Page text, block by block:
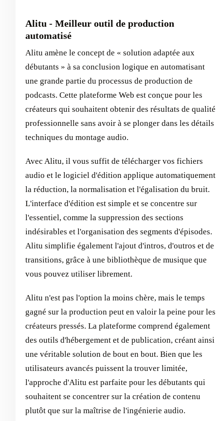
Alitu - Meilleur outil de production
automatisé
Alitu amène le concept de « solution adaptée aux
débutants » à sa conclusion logique en automatisant
une grande partie du processus de production de
podcasts. Cette plateforme Web est conçue pour les
créateurs qui souhaitent obtenir des résultats de qualité
professionnelle sans avoir à se plonger dans les détails
techniques du montage audio.
Avec Alitu, il vous suffit de télécharger vos fichiers
audio et le logiciel d'édition applique automatiquement
la réduction, la normalisation et l'égalisation du bruit.
L'interface d'édition est simple et se concentre sur
l'essentiel, comme la suppression des sections
indésirables et l'organisation des segments d'épisodes.
Alitu simplifie également l'ajout d'intros, d'outros et de
transitions, grâce à une bibliothèque de musique que
vous pouvez utiliser librement.
Alitu n'est pas l'option la moins chère, mais le temps
gagné sur la production peut en valoir la peine pour les
créateurs pressés. La plateforme comprend également
des outils d'hébergement et de publication, créant ainsi
une véritable solution de bout en bout. Bien que les
utilisateurs avancés puissent la trouver limitée,
l'approche d'Alitu est parfaite pour les débutants qui
souhaitent se concentrer sur la création de contenu
plutôt que sur la maîtrise de l'ingénierie audio.